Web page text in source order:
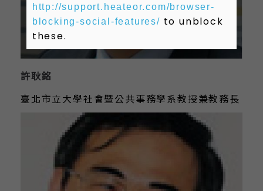
許耿銘
臺北市立大學社會暨公共事務學系教授兼教務長
http://support.heateor.com/browser-
blocking-social-features/ to unblock
these.